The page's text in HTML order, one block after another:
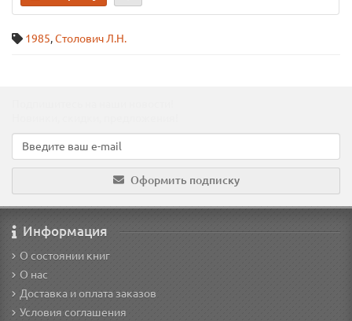
1985,Столович Л.Н.
Оформить подписку
Информация
О состоянии книг
О нас
Доставка и оплата заказов
Условия соглашения